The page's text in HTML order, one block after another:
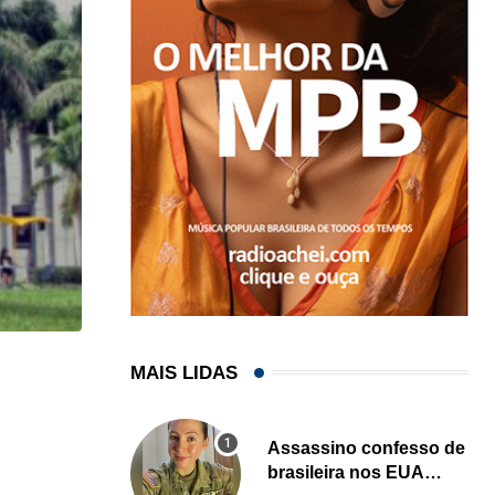
HISTÓRICO
Açaí é reconhecido oficialmente como fruto
21/01/2026
MAIS LIDAS
Assassino confesso de
brasileira nos EUA